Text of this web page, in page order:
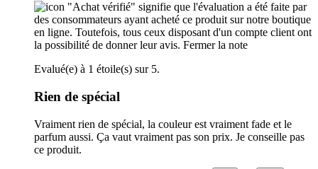
"Achat vérifié" signifie que l'évaluation a été faite par
des consommateurs ayant acheté ce produit sur notre boutique
en ligne. Toutefois, tous ceux disposant d'un compte client ont
la possibilité de donner leur avis. Fermer la note
Evalué(e) à 1 étoile(s) sur 5.
Rien de spécial
Vraiment rien de spécial, la couleur est vraiment fade et le
parfum aussi. Ça vaut vraiment pas son prix. Je conseille pas
ce produit.